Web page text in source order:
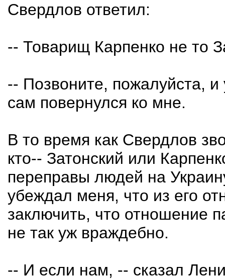
Свердлов ответил:
-- Товарищ Карпенко не то
-- Позвоните, пожалуйста,
сам повернулся ко мне.
В то время как Свердлов
кто-- Затонский или
переправы людей на
убеждал меня, что из его
заключить, что отношение
не так уж враждебно.
-- И если нам, -- сказал